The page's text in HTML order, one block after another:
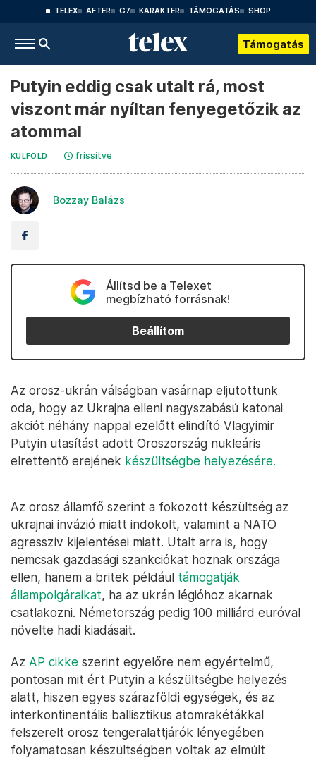
TELEX AFTER G7 KARAKTER TÁMOGATÁS SHOP
Támogatás
Putyin eddig csak utalt rá, most
viszont már nyíltan fenyegetőzik az
atommal
KÜLFÖLD frissítve
Bozzay Balázs
Állítsd be a Telexet
megbízható forrásnak!
Beállítom
Az orosz-ukrán válságban vasárnap eljutottunk
oda, hogy az Ukrajna elleni nagyszabású katonai
akciót néhány nappal ezelőtt elindító Vlagyimir
Putyin utasítást adott Oroszország nukleáris
elrettentő erejének készültségbe helyezésére.
Az orosz államfő szerint a fokozott készültség az
ukrajnai invázió miatt indokolt, valamint a NATO
agresszív kijelentései miatt. Utalt arra is, hogy
nemcsak gazdasági szankciókat hoznak országa
ellen, hanem a britek például támogatják
állampolgáraikat, ha az ukrán légióhoz akarnak
csatlakozni. Németország pedig 100 milliárd euróval
növelte hadi kiadásait.
Az AP cikke szerint egyelőre nem egyértelmű,
pontosan mit ért Putyin a készültségbe helyezés
alatt, hiszen egyes szárazföldi egységek, és az
interkontinentális ballisztikus atomrakétákkal
felszerelt orosz tengeralattjárók lényegében
folyamatosan készültségben voltak az elmúlt